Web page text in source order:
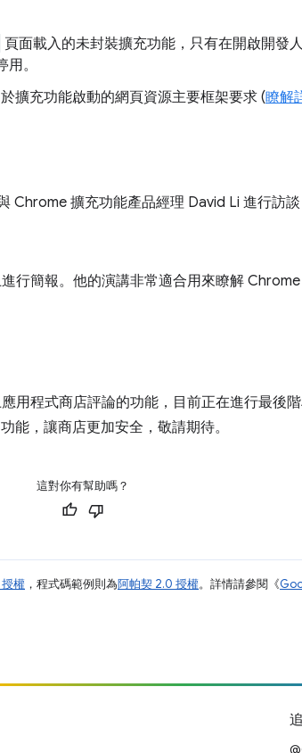
頁面載入的未封裝擴充功能，只有在開啟開發
。
擴充功能啟動的網頁資源主要框架要求 (瞭解
Chrome 擴充功能產品經理 David Li 進行訪
行簡報。他的演講非常適合用來瞭解 Chrome
用程式商店評論的功能，目前正在進行最後階
能，讓商店更加安全，敬請期待。
這對你有幫助嗎？
權 ，程式碼範例則為阿帕契 2.0 授權。詳情請參閱《